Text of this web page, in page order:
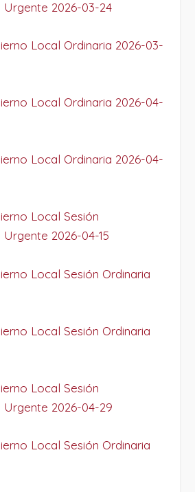
Urgente 2026-03-24
Local Ordinaria 2026-03-
Local Ordinaria 2026-04-
Local Ordinaria 2026-04-
Local Sesión
2026-04-15
Local Sesión Ordinaria
Local Sesión Ordinaria
Local Sesión
Urgente 2026-04-29
Local Sesión Ordinaria